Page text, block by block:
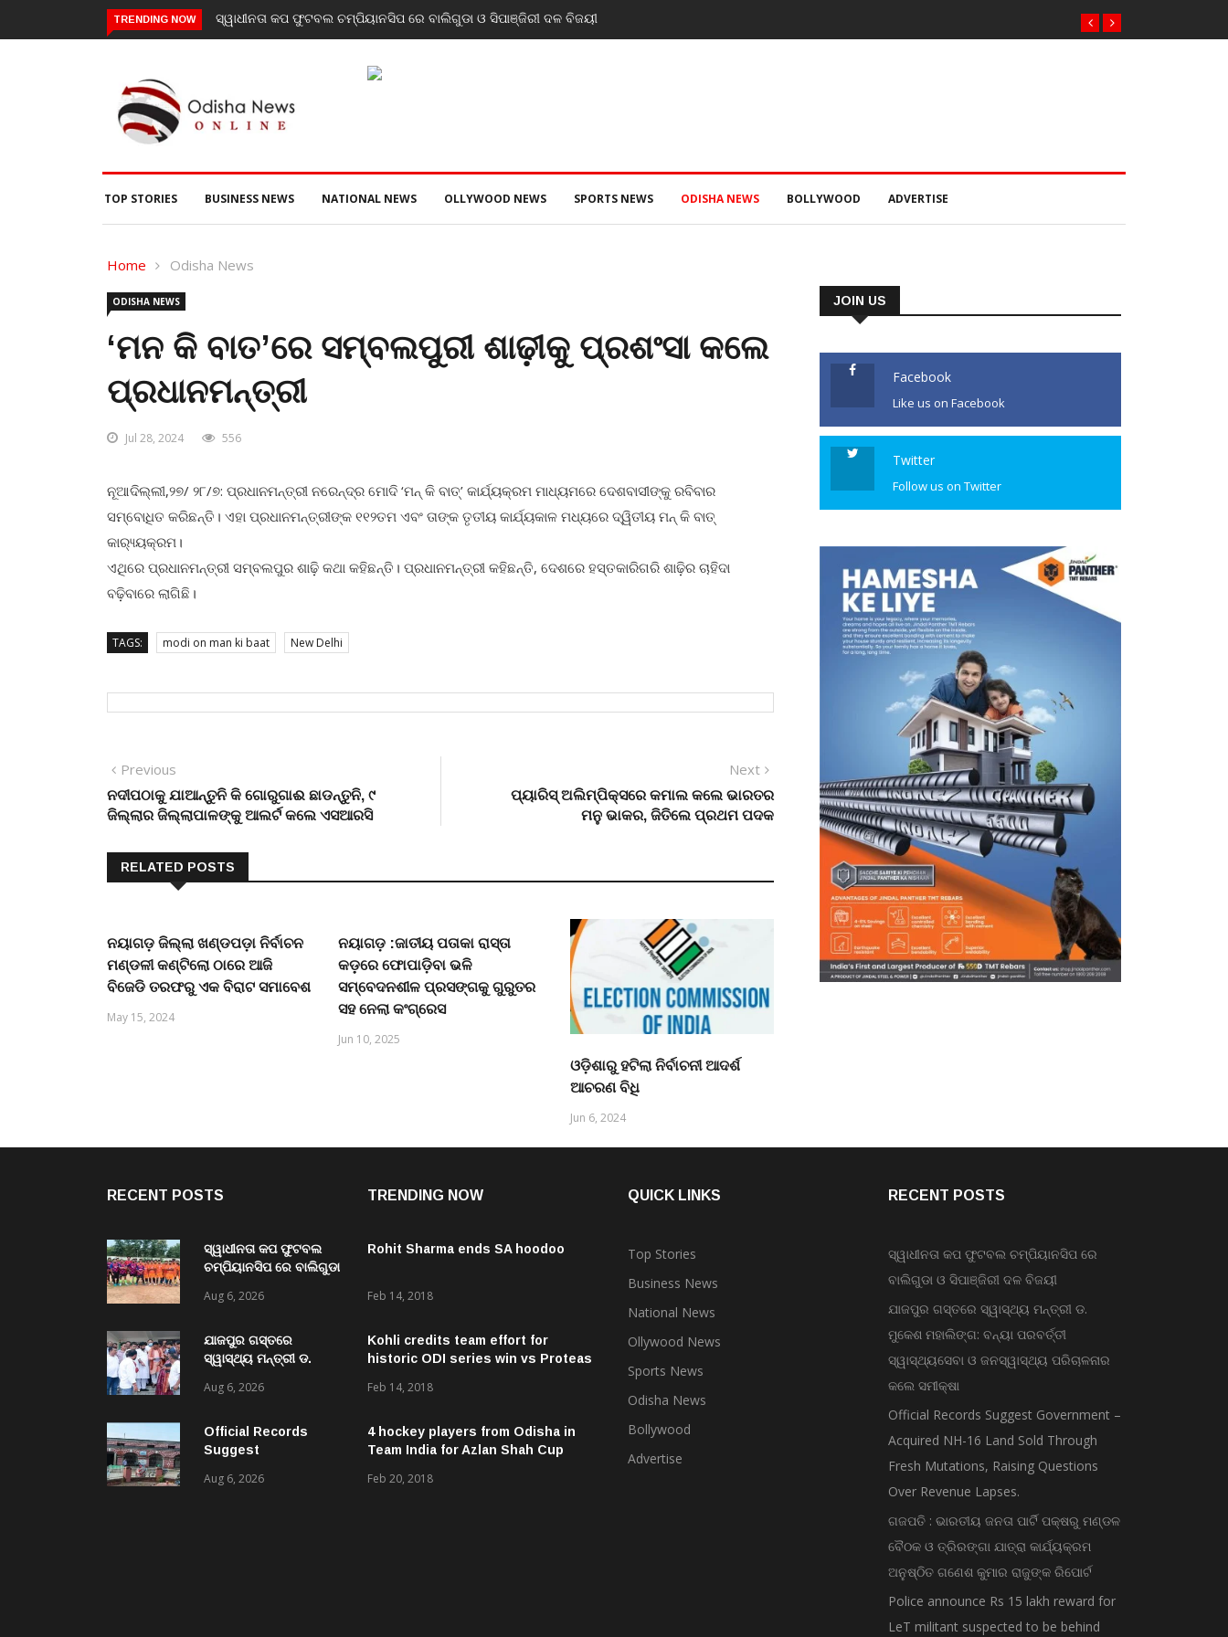
TRENDING NOW ସ୍ୱାଧୀନତା କପ ଫୁଟବଲ ଚମ୍ପିୟାନସିପ ରେ ବାଲିଗୁଡା ଓ ସିପାଞ୍ଜିରୀ ଦଳ ବିଜୟୀ
TOP STORIES BUSINESS NEWS NATIONAL NEWS OLLYWOOD NEWS SPORTS NEWS ODISHA NEWS BOLLYWOOD ADVERTISE
Home Odisha News
ODISHA NEWS
‘ମନ କି ବାତ’ରେ ସମ୍ବଲପୁରୀ ଶାଢ଼ୀକୁ ପ୍ରଶଂସା କଲେ
ପ୍ରଧାନମନ୍ତ୍ରୀ
Jul 28, 2024 556
ନୂଆଦିଲ୍ଲୀ,୨୭/ ୨୮/୭: ପ୍ରଧାନମନ୍ତ୍ରୀ ନରେନ୍ଦ୍ର ମୋଦି ‘ମନ୍ କି ବାତ୍’ କାର୍ଯ୍ୟକ୍ରମ ମାଧ୍ୟମରେ ଦେଶବାସୀଙ୍କୁ ରବିବାର
ସମ୍ବୋଧିତ କରିଛନ୍ତି। ଏହା ପ୍ରଧାନମନ୍ତ୍ରୀଙ୍କ ୧୧୨ତମ ଏବଂ ତାଙ୍କ ତୃତୀୟ କାର୍ଯ୍ୟକାଳ ମଧ୍ୟରେ ଦ୍ୱିତୀୟ ମନ୍ କି ବାତ୍
କାର‌୍ୟ୍ୟକ୍ରମ।
ଏଥିରେ ପ୍ରଧାନମନ୍ତ୍ରୀ ସମ୍ବଲପୁର ଶାଢ଼ି କଥା କହିଛନ୍ତି। ପ୍ରଧାନମନ୍ତ୍ରୀ କହିଛନ୍ତି, ଦେଶରେ ହସ୍ତକାରିଗରି ଶାଢ଼ିର ଚାହିଦା
ବଢ଼ିବାରେ ଲାଗିଛି।
TAGS: modi on man ki baat New Delhi
Post
navigation
Previous
post:
ନଦୀପଠାକୁ ଯାଆନ୍ତୁନି କି ଗୋରୁଗାଈ ଛାଡନ୍ତୁନି, ୯
ଜିଲ୍ଲାର ଜିଲ୍ଲାପାଳଙ୍କୁ ଆଲର୍ଟ କଲେ ଏସଆରସି
Next
post:
ପ୍ୟାରିସ୍ ଅଲିମ୍ପିକ୍ସରେ କମାଲ କଲେ ଭାରତର
ମନୁ ଭାକର, ଜିତିଲେ ପ୍ରଥମ ପଦକ
RELATED POSTS
ନୟାଗଡ଼ ଜିଲ୍ଲା ଖଣ୍ଡପଡ଼ା ନିର୍ବାଚନ
ମଣ୍ଡଳୀ କଣ୍ଟିଲୋ ଠାରେ ଆଜି
ବିଜେଡି ତରଫରୁ ଏକ ବିରାଟ ସମାବେଶ
May 15, 2024
ନୟାଗଡ଼ :ଜାତୀୟ ପତାକା ରାସ୍ତା
କଡ଼଼ରେ ଫୋପାଡ଼ିବା ଭଳି
ସମ୍ବେଦନଶୀଳ ପ୍ରସଙ୍ଗକୁ ଗୁରୁତର
ସହ ନେଲା କଂଗ୍ରେସ
Jun 10, 2025
ଓଡ଼ିଶାରୁ ହଟିଲା ନିର୍ବାଚନୀ ଆଦର୍ଶ
ଆଚରଣ ବିଧି
Jun 6, 2024
JOIN US
Facebook
Like us on Facebook
Twitter
Follow us on Twitter
RECENT POSTS
ସ୍ୱାଧୀନତା କପ ଫୁଟବଲ
ଚମ୍ପିୟାନସିପ ରେ ବାଲିଗୁଡା
Aug 6, 2026
ଯାଜପୁର ଗସ୍ତରେ
ସ୍ୱାସ୍ଥ୍ୟ ମନ୍ତ୍ରୀ ଡ.
ପରବର୍ତ୍ତୀ ସ୍ୱାସ୍ଥ୍ୟସେବା
ପରିଚାଳନାର କଲେ ସମୀକ୍ଷା
Aug 6, 2026
Official Records
Suggest
Acquired NH-16 Land
Aug 6, 2026
TRENDING NOW
Rohit Sharma ends SA hoodoo
Feb 14, 2018
Kohli credits team effort for
historic ODI series win vs Proteas
Feb 14, 2018
4 hockey players from Odisha in
Team India for Azlan Shah Cup
Feb 20, 2018
QUICK LINKS
Top Stories
Business News
National News
Ollywood News
Sports News
Odisha News
Bollywood
Advertise
RECENT POSTS
ସ୍ୱାଧୀନତା କପ ଫୁଟବଲ ଚମ୍ପିୟାନସିପ ରେ
ବାଲିଗୁଡା ଓ ସିପାଞ୍ଜିରୀ ଦଳ ବିଜୟୀ
ଯାଜପୁର ଗସ୍ତରେ ସ୍ୱାସ୍ଥ୍ୟ ମନ୍ତ୍ରୀ ଡ.
ମୁକେଶ ମହାଲିଙ୍ଗ: ବନ୍ୟା ପରବର୍ତ୍ତୀ
ସ୍ୱାସ୍ଥ୍ୟସେବା ଓ ଜନସ୍ୱାସ୍ଥ୍ୟ ପରିଚାଳନାର
କଲେ ସମୀକ୍ଷା
Official Records Suggest Government –
Acquired NH-16 Land Sold Through
Fresh Mutations, Raising Questions
Over Revenue Lapses.
ଗଜପତି : ଭାରତୀୟ ଜନତା ପାର୍ଟି ପକ୍ଷରୁ ମଣ୍ଡଳ
ବୈଠକ ଓ ତ୍ରିରଙ୍ଗା ଯାତ୍ରା କାର୍ଯ୍ୟକ୍ରମ
ଅନୁଷ୍ଠିତ ଗଣେଶ କୁମାର ରାଜୁଙ୍କ ରିପୋର୍ଟ
Police announce Rs 15 lakh reward for
LeT militant suspected to be behind